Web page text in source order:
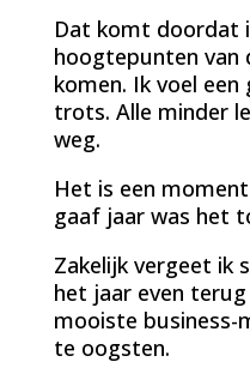
Dat komt doordat
hoogtepunten van
komen. Ik voel
trots. Alle minder
weg.
Het is een
gaaf jaar was het
Zakelijk vergeet ik
het jaar even
mooiste business-
te oogsten.